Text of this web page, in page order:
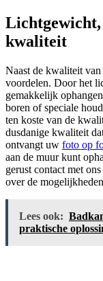
Lichtgewicht,
kwaliteit
Naast de kwaliteit
voordelen. Door het
gemakkelijk
boren of speciale
ten koste van de
dusdanige kwaliteit
ontvangt uw foto op
aan de muur kunt
gerust contact met
over de
Lees ook:
praktische